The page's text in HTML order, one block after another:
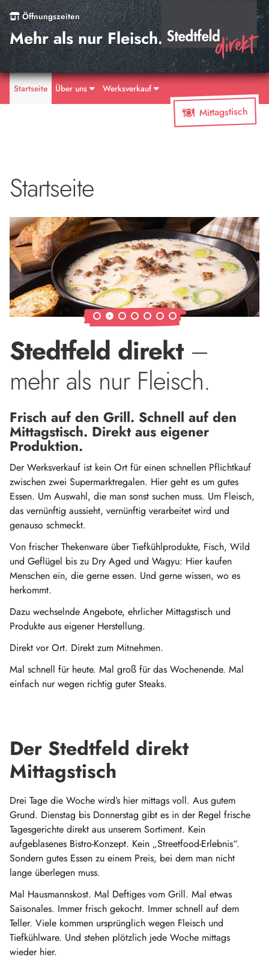
Öffnungszeiten
Mehr als nur Fleisch.
Startseite Über uns Werksverkauf
Mittagstisch
Startseite
Stedtfeld direkt–
mehr als nur Fleisch.
Frisch auf den Grill. Schnell auf den
Mittagstisch. Direkt aus eigener
Produktion.
Der Werksverkauf ist kein Ort für einen schnellen Pflichtkauf
zwischen zwei Supermarktregalen. Hier geht es um gutes
Essen. Um Auswahl, die man sonst suchen muss. Um Fleisch,
das vernünftig aussieht, vernünftig verarbeitet wird und
genauso schmeckt.
Von frischer Thekenware über Tiefkühlprodukte, Fisch, Wild
und Geflügel bis zu Dry Aged und Wagyu: Hier kaufen
Menschen ein, die gerne essen. Und gerne wissen, wo es
herkommt.
Dazu wechselnde Angebote, ehrlicher Mittagstisch und
Produkte aus eigener Herstellung.
Direkt vor Ort. Direkt zum Mitnehmen.
Mal schnell für heute. Mal groß für das Wochenende. Mal
einfach nur wegen richtig guter Steaks.
Der Stedtfeld direkt
Mittagstisch
Drei Tage die Woche wird’s hier mittags voll. Aus gutem
Grund. Dienstag bis Donnerstag gibt es in der Regel frische
Tagesgerichte direkt aus unserem Sortiment. Kein
aufgeblasenes Bistro-Konzept. Kein „Streetfood-Erlebnis“.
Sondern gutes Essen zu einem Preis, bei dem man nicht
lange überlegen muss.
Mal Hausmannskost. Mal Deftiges vom Grill. Mal etwas
Saisonales. Immer frisch gekocht. Immer schnell auf dem
Teller. Viele kommen ursprünglich wegen Fleisch und
Tiefkühlware. Und stehen plötzlich jede Woche mittags
wieder hier.